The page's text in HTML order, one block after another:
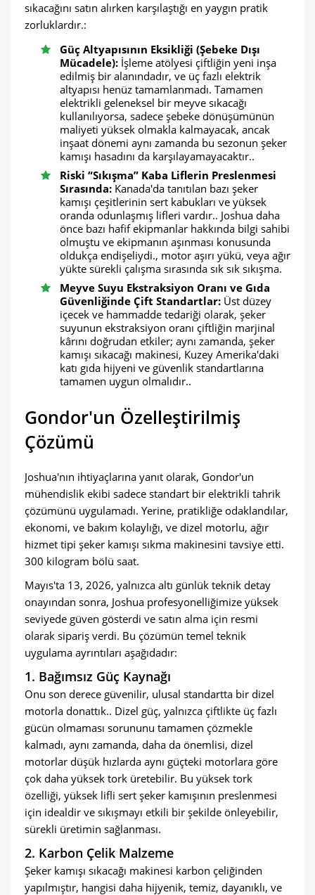
sıkacağını satın alırken karşılaştığı en yaygın pratik
zorluklardır.:
Güç Altyapısının Eksikliği (Şebeke Dışı
Mücadele): İşleme atölyesi çiftliğin yeni inşa
edilmiş bir alanındadır, ve üç fazlı elektrik
altyapısı henüz tamamlanmadı. Tamamen
elektrikli geleneksel bir meyve sıkacağı
kullanılıyorsa, sadece şebeke dönüşümünün
maliyeti yüksek olmakla kalmayacak, ancak
inşaat dönemi aynı zamanda bu sezonun şeker
kamışı hasadını da karşılayamayacaktır..
Riski “Sıkışma” Kaba Liflerin Preslenmesi
Sırasında: Kanada'da tanıtılan bazı şeker
kamışı çeşitlerinin sert kabukları ve yüksek
oranda odunlaşmış lifleri vardır.. Joshua daha
önce bazı hafif ekipmanlar hakkında bilgi sahibi
olmuştu ve ekipmanın aşınması konusunda
oldukça endişeliydi., motor aşırı yükü, veya ağır
yükte sürekli çalışma sırasında sık sık sıkışma.
Meyve Suyu Ekstraksiyon Oranı ve Gıda
Güvenliğinde Çift Standartlar: Üst düzey
içecek ve hammadde tedariği olarak, şeker
suyunun ekstraksiyon oranı çiftliğin marjinal
kârını doğrudan etkiler; aynı zamanda, şeker
kamışı sıkacağı makinesi, Kuzey Amerika'daki
katı gıda hijyeni ve güvenlik standartlarına
tamamen uygun olmalıdır..
Gondor'un Özelleştirilmiş
Çözümü
Joshua'nın ihtiyaçlarına yanıt olarak, Gondor'un
mühendislik ekibi sadece standart bir elektrikli tahrik
çözümünü uygulamadı. Yerine, pratikliğe odaklandılar,
ekonomi, ve bakım kolaylığı, ve dizel motorlu, ağır
hizmet tipi şeker kamışı sıkma makinesini tavsiye etti.
300 kilogram bölü saat.
Mayıs'ta 13, 2026, yalnızca altı günlük teknik detay
onayından sonra, Joshua profesyonelliğimize yüksek
seviyede güven gösterdi ve satın alma için resmi
olarak sipariş verdi. Bu çözümün temel teknik
uygulama ayrıntıları aşağıdadır:
1. Bağımsız Güç Kaynağı
Onu son derece güvenilir, ulusal standartta bir dizel
motorla donattık.. Dizel güç, yalnızca çiftlikte üç fazlı
gücün olmaması sorununu tamamen çözmekle
kalmadı, aynı zamanda, daha da önemlisi, dizel
motorlar düşük hızlarda aynı güçteki motorlara göre
çok daha yüksek tork üretebilir. Bu yüksek tork
özelliği, yüksek lifli sert şeker kamışının preslenmesi
için idealdir ve sıkışmayı etkili bir şekilde önleyebilir,
sürekli üretimin sağlanması.
2. Karbon Çelik Malzeme
Şeker kamışı sıkacağı makinesi karbon çeliğinden
yapılmıştır, hangisi daha hijyenik, temiz, dayanıklı, ve